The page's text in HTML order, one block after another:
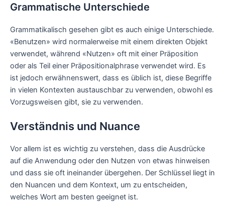
Grammatische Unterschiede
Grammatikalisch gesehen gibt es auch einige Unterschiede.
«Benutzen» wird normalerweise mit einem direkten Objekt
verwendet, während «Nutzen» oft mit einer Präposition
oder als Teil einer Präpositionalphrase verwendet wird. Es
ist jedoch erwähnenswert, dass es üblich ist, diese Begriffe
in vielen Kontexten austauschbar zu verwenden, obwohl es
Vorzugsweisen gibt, sie zu verwenden.
Verständnis und Nuance
Vor allem ist es wichtig zu verstehen, dass die Ausdrücke
auf die Anwendung oder den Nutzen von etwas hinweisen
und dass sie oft ineinander übergehen. Der Schlüssel liegt in
den Nuancen und dem Kontext, um zu entscheiden,
welches Wort am besten geeignet ist.